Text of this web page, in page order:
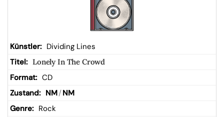
Dividing Lines
Lonely In The Crowd
CD
NM/ NM
Rock